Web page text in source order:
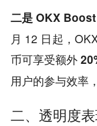
二是 OKX
月 12 日起，
币可享受额外
用户的参与效率
二、透明度